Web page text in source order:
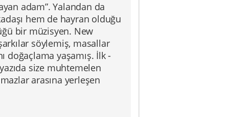
adam”. Yalandan da
hem de hayran olduğu
bir müzisyen. New
söylemiş, masallar
doğaçlama yaşamış. İlk -
size muhtemelen
arasına yerleşen